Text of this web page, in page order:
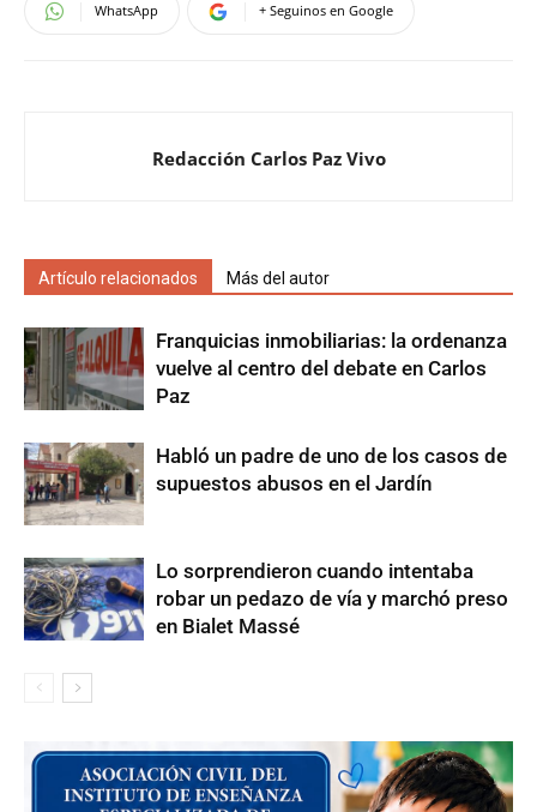
WhatsApp + Seguinos en Google
Redacción Carlos Paz Vivo
Artículo relacionados Más del autor
Franquicias inmobiliarias: la ordenanza
vuelve al centro del debate en Carlos
Paz
Habló un padre de uno de los casos de
supuestos abusos en el Jardín
Lo sorprendieron cuando intentaba
robar un pedazo de vía y marchó preso
en Bialet Massé